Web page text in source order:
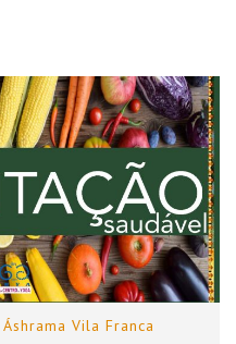
Áshrama Vila Franca